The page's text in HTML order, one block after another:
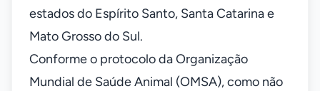
estados do Espírito Santo, Santa Catarina e
Mato Grosso do Sul.
Conforme o protocolo da Organização
Mundial de Saúde Animal (OMSA), como não